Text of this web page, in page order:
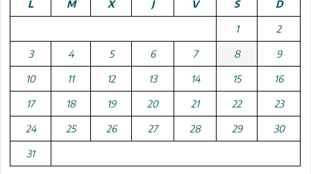
L
M X J V S D
1 2
3 4 5 6 7 8 9
10 11 12 13 14 15 16
17 18 19 20 21 22 23
24 25 26 27 28 29 30
31